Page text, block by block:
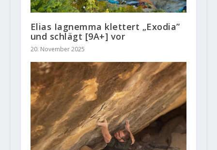
Elias Iagnemma klettert „Exodia”
und schlägt [9A+] vor
20. November 2025